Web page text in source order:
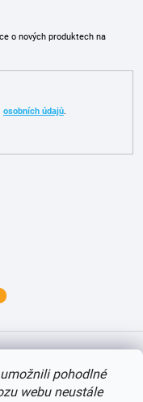
pohodlné
webu neustále
o nových produktech na
osobních údajů.